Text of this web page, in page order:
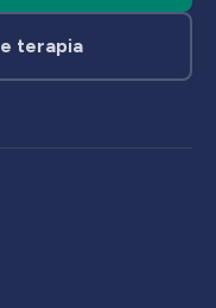
terapia